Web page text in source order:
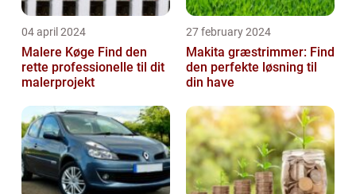
04 april 2024
Malere Køge Find den
rette professionelle til dit
malerprojekt
27 february 2024
Makita græstrimmer: Find
den perfekte løsning til
din have